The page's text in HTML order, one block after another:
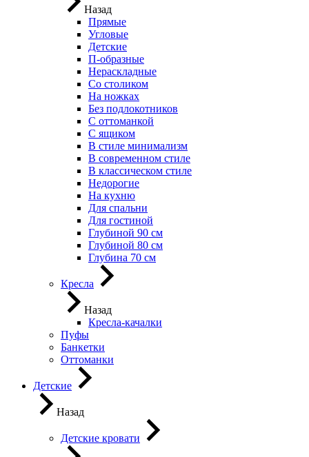
Назад
Прямые
Угловые
Детские
П-образные
Нераскладные
Со столиком
На ножках
Без подлокотников
С оттоманкой
С ящиком
В стиле минимализм
В современном стиле
В классическом стиле
Недорогие
На кухню
Для спальни
Для гостиной
Глубиной 90 см
Глубиной 80 см
Глубина 70 см
Кресла
Назад
Кресла-качалки
Пуфы
Банкетки
Оттоманки
Детские
Назад
Детские кровати